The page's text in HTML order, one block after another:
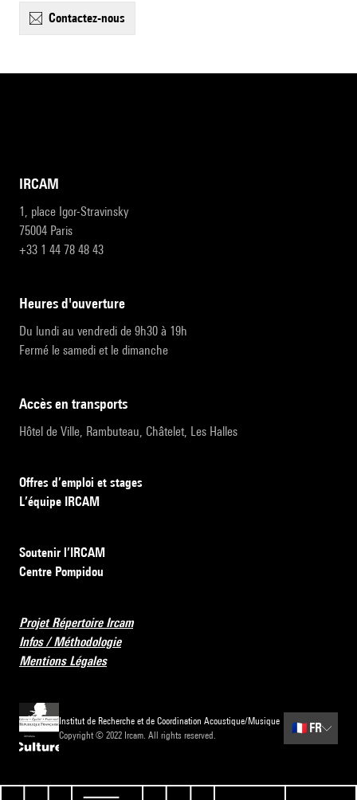
contactez-nous
IRCAM
1, place Igor-Stravinsky
75004 Paris
+33 1 44 78 48 43
heures d'ouverture
Du lundi au vendredi de 9h30 à 19h
Fermé le samedi et le dimanche
accès en transports
Hôtel de Ville, Rambuteau, Châtelet, Les Halles
Offres d’emploi et stages
L’équipe IRCAM
Soutenir l’IRCAM
Centre Pompidou
Projet Répertoire Ircam
Infos / Méthodologie
Mentions Légales
Institut de Recherche et de Coordination Acoustique/Musique
Copyright © 2022 Ircam. All rights reserved.
🇫🇷 FR